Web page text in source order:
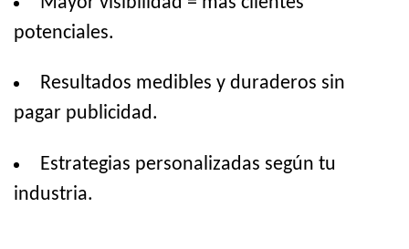
potenciales.
Resultados medibles y duraderos sin
pagar publicidad.
Estrategias personalizadas según tu
industria.